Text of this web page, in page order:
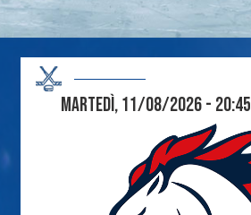
Martedì, 11/08/2026 - 20:45